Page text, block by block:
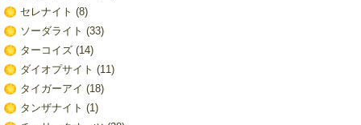
セレナイト (8)
ソーダライト (33)
ターコイズ(14)
ダイオプサイト (11)
タイガーアイ (18)
タンザナイト (1)